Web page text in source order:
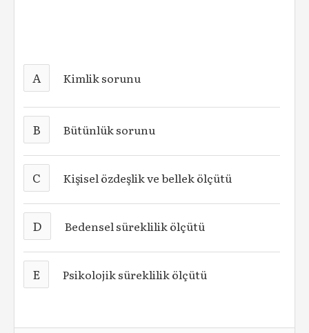
A Kimlik sorunu
B Bütünlük sorunu
C Kişisel özdeşlik ve bellek ölçütü
D Bedensel süreklilik ölçütü
E Psikolojik süreklilik ölçütü